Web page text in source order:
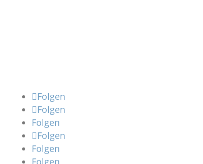
Folgen
Folgen
Folgen
Folgen
Folgen
Folgen